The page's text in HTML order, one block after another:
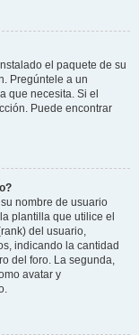
el paquete de su
Pregúntele a un
que necesita. Si el
Puede encontrar
nombre de usuario
plantilla que utilice el
del usuario,
indicando la cantidad
del foro. La segunda,
avatar y